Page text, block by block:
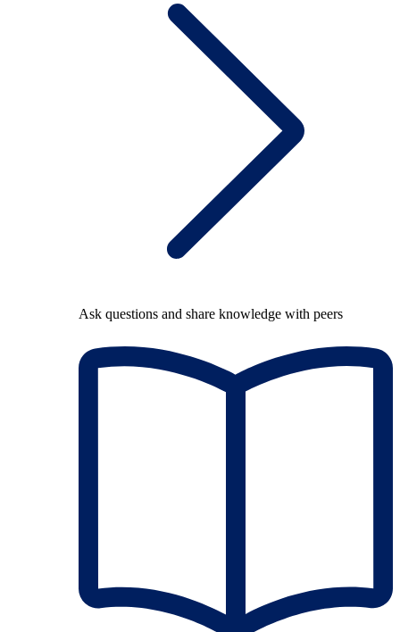
Ask questions and share knowledge with peers